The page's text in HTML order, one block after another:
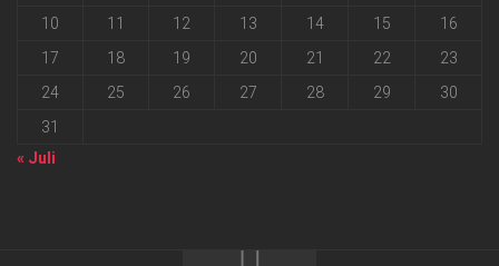
10
11 12 13 14 15
16
17
18 19 20 21 22
23
24
25 26 27 28 29
30
31
« Juli